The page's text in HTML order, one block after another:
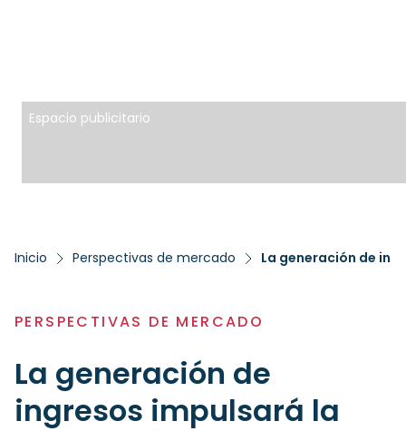
Espacio publicitario
Inicio Perspectivas de mercado
PERSPECTIVAS DE MERCADO
La generación de
ingresos impulsará la